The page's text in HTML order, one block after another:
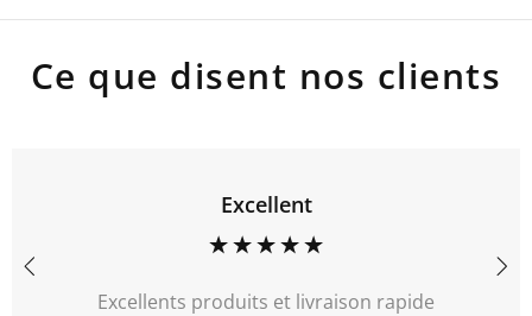
Ce que disent nos clients
produits et livraison rapide